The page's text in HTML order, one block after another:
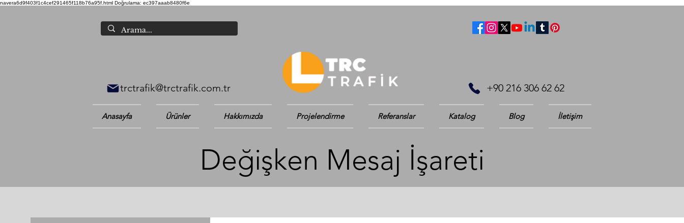
navera6d9f403f1c4cef291465f118b76a95f.html Doğrulama: ec397aaab8480f6e
trctrafik@trctrafik.com.tr +90 216 306 62 62
Anasayfa Ürünler Hakkımızda Projelendirme Referanslar Katalog Blog İletişim
Değişken Mesaj İşareti